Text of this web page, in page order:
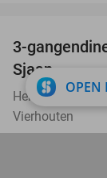
3-
Sjaan
Herberg Tante
Vierhouten
OPEN